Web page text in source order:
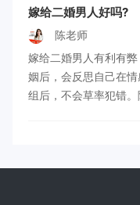
嫁给二婚男人好吗?
陈老师
嫁给二婚男人有利有
姻后，会反思自己在
组后，不会草率犯错。